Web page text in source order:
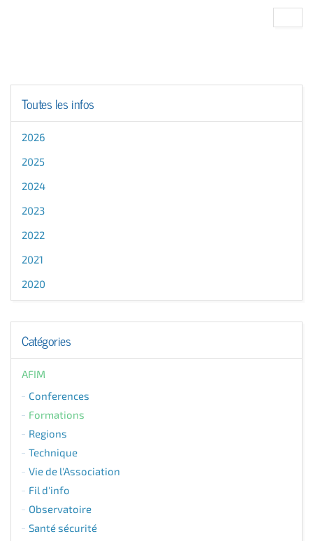
Toutes les infos
2026
2025
2024
2023
2022
2021
2020
Catégories
AFIM
Conferences
Formations
Regions
Technique
Vie de l'Association
Fil d'info
Observatoire
Santé sécurité